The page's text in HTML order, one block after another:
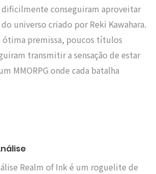
conseguiram aproveitar
universo criado por Reki Kawahara.
ótima premissa, poucos títulos
transmitir a sensação de estar
MMORPG onde cada batalha
Realm of Ink é um roguelite de